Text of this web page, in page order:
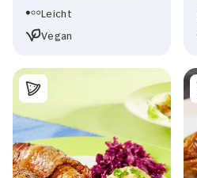
Leicht
Vegan